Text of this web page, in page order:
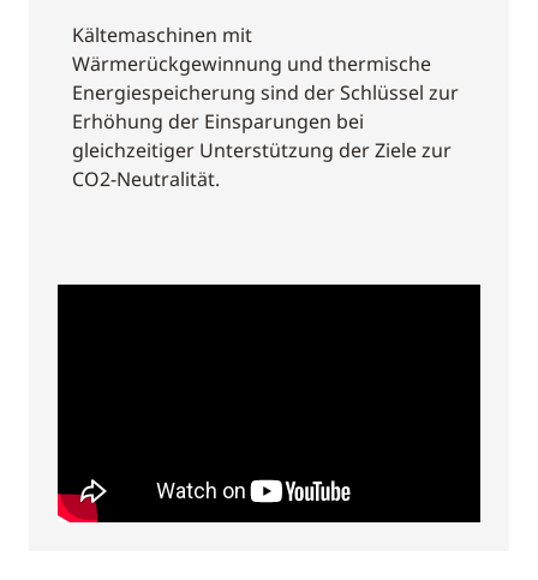
Kältemaschinen mit
Wärmerückgewinnung und thermische
Energiespeicherung sind der Schlüssel zur
Erhöhung der Einsparungen bei
gleichzeitiger Unterstützung der Ziele zur
CO2-Neutralität.